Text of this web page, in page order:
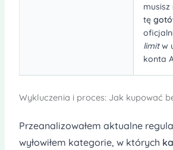
musisz
tę
limitw
konta
Wykluczenia i proces: Jak kupować
Przeanalizowałem aktualne
wyłowiłem kategorie, w których